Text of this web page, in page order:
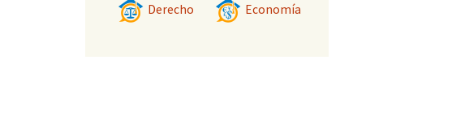
Derecho Economía